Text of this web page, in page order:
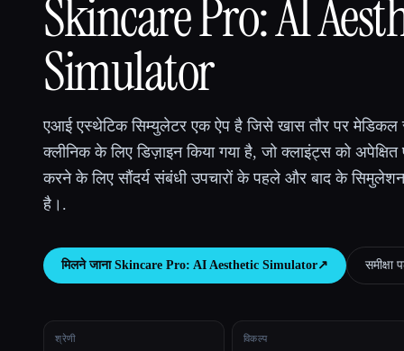
Skincare Pro: AI
Simulator
एआई एस्थेटिक सिम्युलेटर एक ऐप है जिसे खास तौर पर मेडिकल
क्लीनिक के लिए डिज़ाइन किया गया है, जो क्लाइंट्स को
करने के लिए सौंदर्य संबंधी उपचारों के पहले और बाद के
है।.
मिलने जाना Skincare Pro: AI Aesthetic Simulator↗︎ समीक्षा
श्रेणी विकल्प